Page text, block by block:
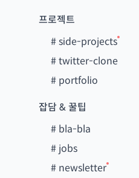
프로젝트
#side-projects
#twitter-clone
# portfolio
잡담 & 꿀팁
# bla-bla
# jobs
# newsletter